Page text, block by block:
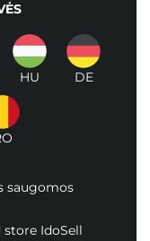
HU DE
saugomos